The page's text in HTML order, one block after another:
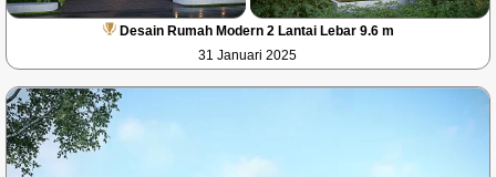
Desain Rumah Modern 2 Lantai Lebar 9.6 m
31 Januari 2025